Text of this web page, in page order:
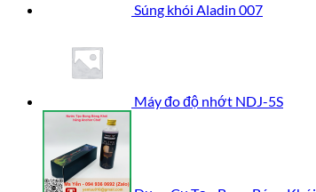
Súng khói Aladin 007
Máy đo độ nhớt NDJ-5S